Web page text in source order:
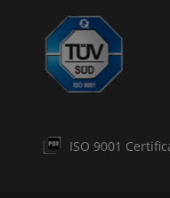
ISO 9001